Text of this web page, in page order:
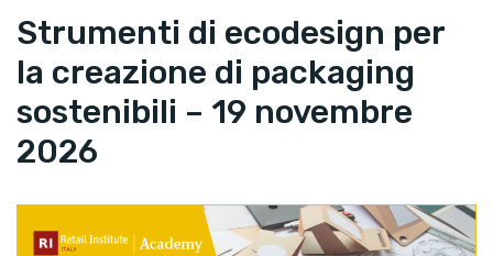
Strumenti di ecodesign per
la creazione di packaging
sostenibili – 19 novembre
2026